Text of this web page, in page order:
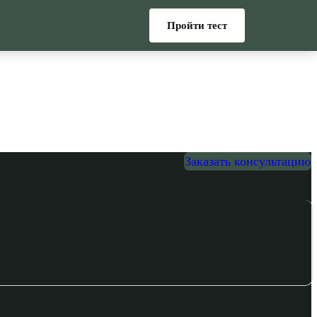
Заказать консультацию
Пройти тест